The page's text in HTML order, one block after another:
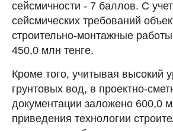
сейсмичности - 7 баллов. С
сейсмических требований
строительно-монтажные
450,0 млн тенге.
Кроме того, учитывая высокий
грунтовых вод, в проектно-
документации заложено 600,0
приведения технологии